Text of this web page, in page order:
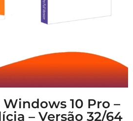
Windows 10 Pro –
– Versão 32/64